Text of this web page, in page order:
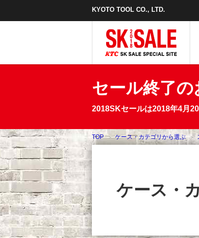
ま
プ
KYOTO TOOL CO., LTD.
セール終了の
2018SKセールは2018年4月
TOP ケース・カテゴリから選ぶ
ケース・